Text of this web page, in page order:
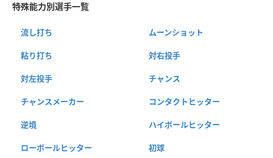
特殊能力別選手一覧
流し打ち ムーンショット
粘り打ち 対右投手
対左投手 チャンス
チャンスメーカー コンタクトヒッター
逆境 ハイボールヒッター
ローボールヒッター 初球